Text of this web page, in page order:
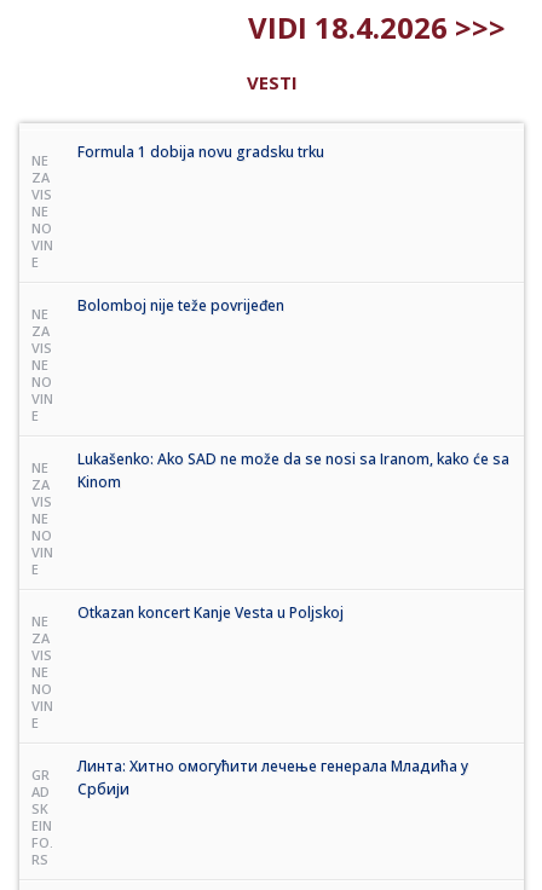
VIDI 18.4.2026 >>>
VESTI
NE
ZA
VIS
NE
NO
VIN
E
Formula 1 dobija novu gradsku trku
NE
ZA
VIS
NE
NO
VIN
E
Bolomboj nije teže povrijeđen
NE
ZA
VIS
NE
NO
VIN
E
Lukašenko: Ako SAD ne može da se nosi sa Iranom, kako će sa
Kinom
NE
ZA
VIS
NE
NO
VIN
E
Otkazan koncert Kanje Vesta u Poljskoj
GR
AD
SK
EIN
FO.
RS
Линта: Хитно омогућити лечење генерала Младића у
Србији